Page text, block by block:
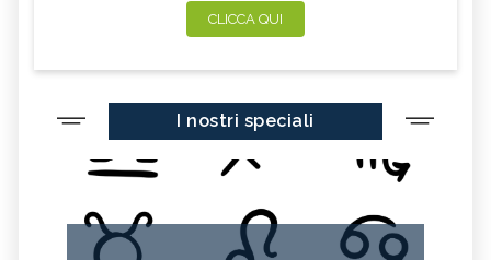
CLICCA QUI
I nostri speciali